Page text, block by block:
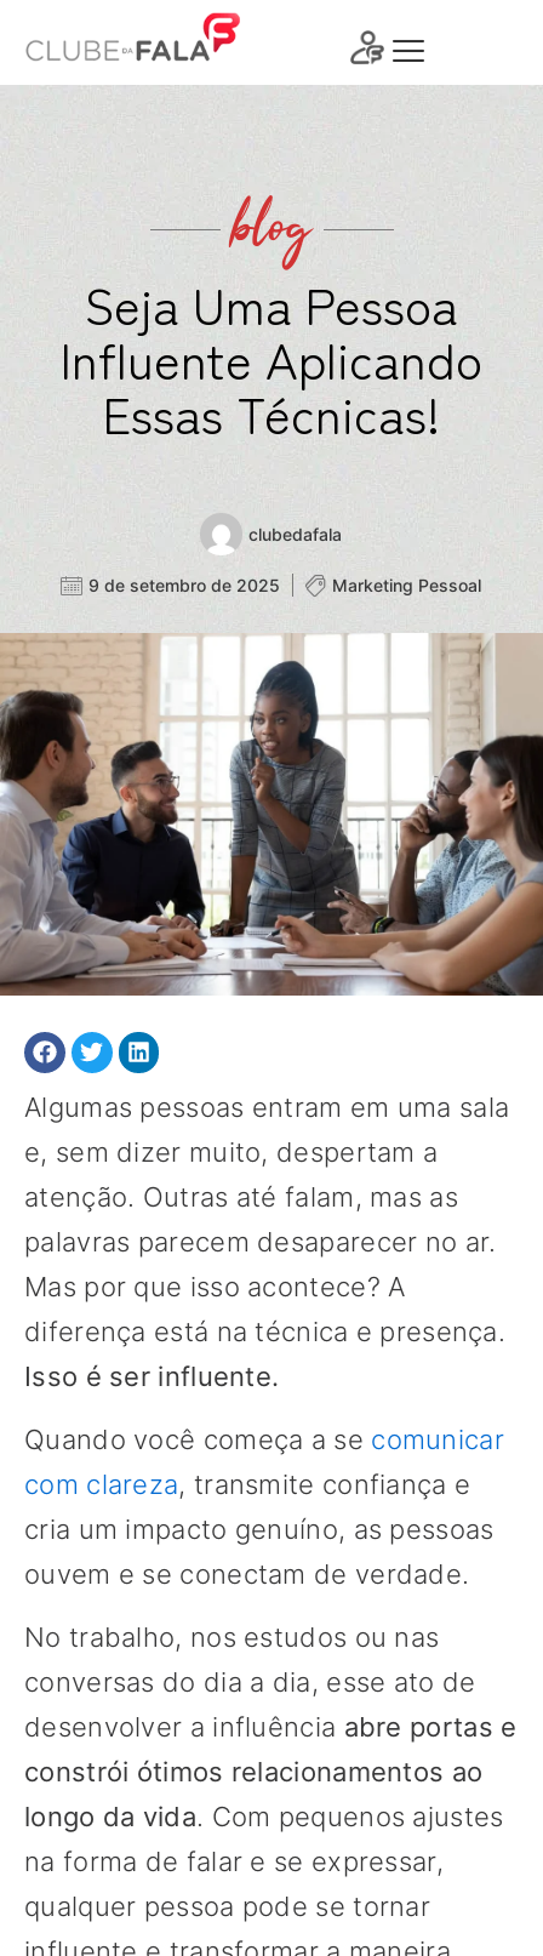
para
blog
Seja Uma Pessoa
Influente Aplicando
Essas Técnicas!
clubedafala
9 de setembro de 2025 Marketing Pessoal
Algumas pessoas entram em uma sala
e, sem dizer muito, despertam a
atenção. Outras até falam, mas as
palavras parecem desaparecer no ar.
Mas por que isso acontece? A
diferença está na técnica e presença.
Isso é ser influente.
Quando você começa a se comunicar
com clareza, transmite confiança e
cria um impacto genuíno, as pessoas
ouvem e se conectam de verdade.
No trabalho, nos estudos ou nas
conversas do dia a dia, esse ato de
desenvolver a influência abre portas e
constrói ótimos relacionamentos ao
longo da vida. Com pequenos ajustes
na forma de falar e se expressar,
qualquer pessoa pode se tornar